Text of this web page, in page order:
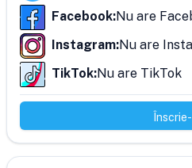
Facebook:Nu are
Instagram:Nu are
TikTok:Nu are TikTok